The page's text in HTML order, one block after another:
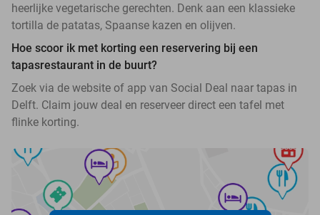
heerlijke vegetarische gerechten. Denk aan een klassieke
tortilla de patatas, Spaanse kazen en olijven.
Hoe scoor ik met korting een reservering bij een
tapasrestaurant in de buurt?
Zoek via de website of app van Social Deal naar tapas in
Delft. Claim jouw deal en reserveer direct een tafel met
flinke korting.